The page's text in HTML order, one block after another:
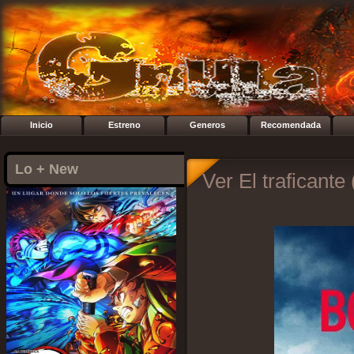
Inicio Estreno Generos Recomendada
Lo + New Ver El traficante